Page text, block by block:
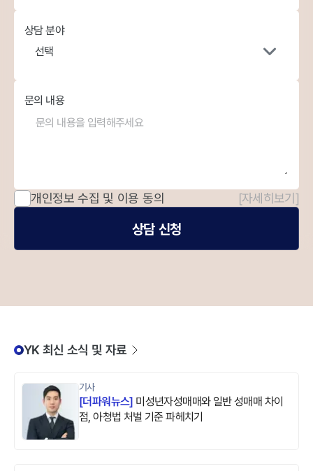
상담 분야
선택
문의 내용
개인정보 수집 및 이용 동의 [자세히보기]
상담 신청
YK 최신 소식 및 자료
기사
[더파워뉴스] 미성년자성매매와 일반 성매매 차이
점, 아청법 처벌 기준 파헤치기